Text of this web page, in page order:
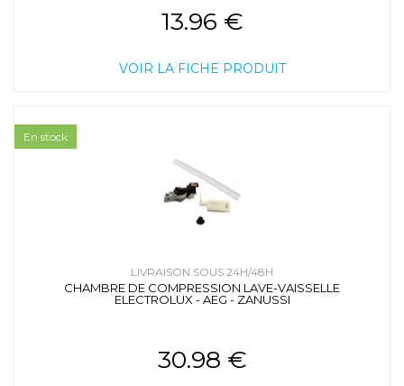
13.96 €
VOIR LA FICHE PRODUIT
LIVRAISON SOUS 24H/48H
CHAMBRE DE COMPRESSION LAVE-VAISSELLE
ELECTROLUX - AEG - ZANUSSI
30.98 €
En stock